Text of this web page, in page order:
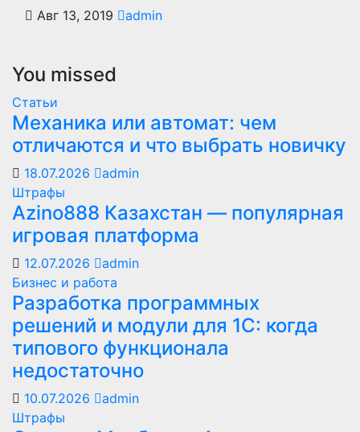
Авг 13, 2019 admin
You missed
Статьи
Механика или автомат: чем
отличаются и что выбрать новичку
18.07.2026
admin
Штрафы
Azino888 Казахстан — популярная
игровая платформа
12.07.2026
admin
Бизнес и работа
Разработка программных
решений и модули для 1С: когда
типового функционала
недостаточно
10.07.2026
admin
Штрафы